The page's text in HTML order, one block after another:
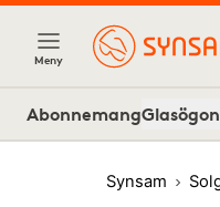
Meny
AbonnemangGlasögon
Synsam